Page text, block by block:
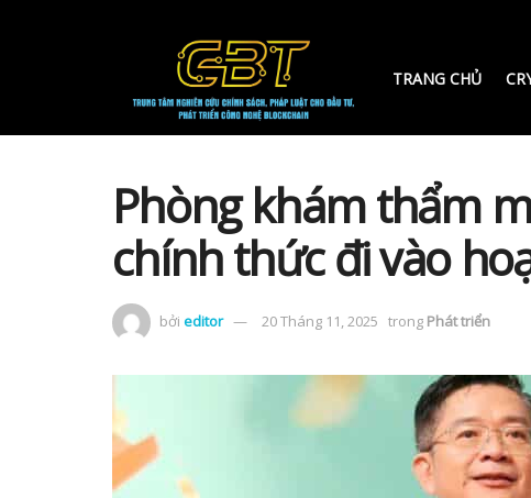
TRANG CHỦ
Phòng khám thẩm
chính thức đi vào
bởi editor 20 Tháng 11, 2025 trong Phát triển